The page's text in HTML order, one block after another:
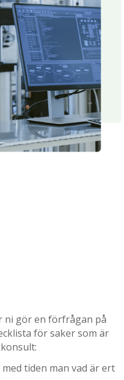
ni gör en förfrågan på
för saker som är
tiden man vad är ert